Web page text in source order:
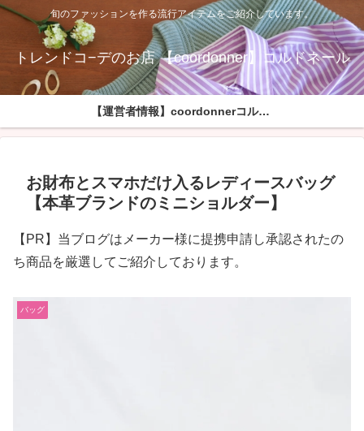
旬のファッションを作る流行アイテムをご紹介しています。
トレンドコ−デのお店 【coordonner】コルドネール
【運営者情報】coordonnerコルドネールへようこそ
お財布とスマホだけ入るレディースバッグ
【本革ブランドのミニショルダー】
【PR】当ブログはメーカー様に提携申請し承認されたの
ち商品を厳選してご紹介しております。
バッグ